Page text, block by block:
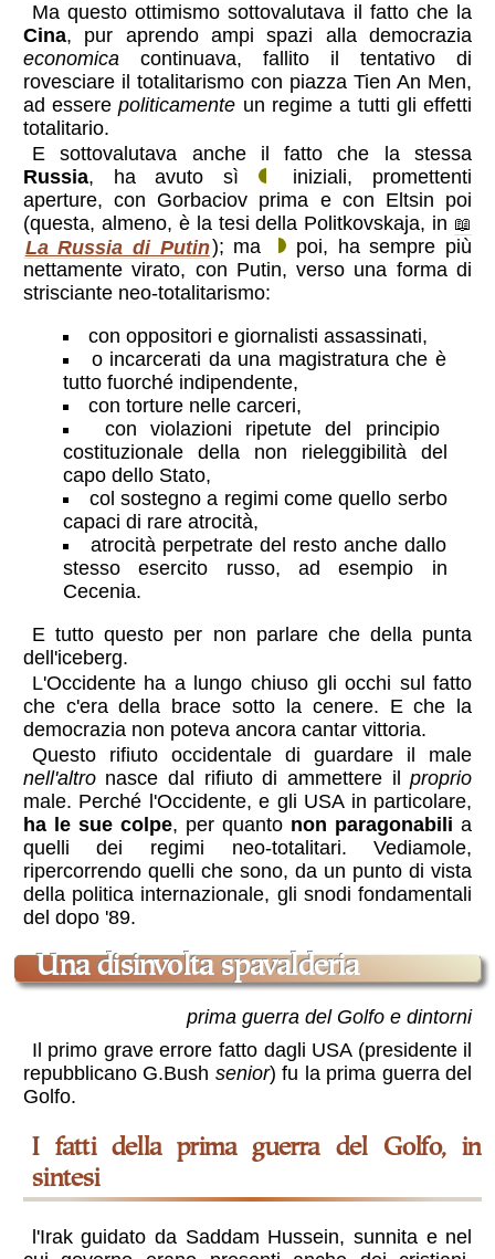
Ma questo ottimismo sottovalutava il fatto che la
Cina, pur aprendo ampi spazi alla democrazia
economicacontinuava, fallito il tentativo di
rovesciare il totalitarismo con piazza Tien An Men,
ad esserepoliticamente un regime a tutti gli effetti
totalitario.
E sottovalutava anche il fatto che la stessa
Russia, ha avuto sì
iniziali, promettenti
aperture, con Gorbaciov prima e con Eltsin poi
(questa, almeno, è la tesi della Politkovskaja, in
La Russia di Putin); ma
poi, ha sempre più
nettamente virato, con Putin, verso una forma di
strisciante neo-totalitarismo:
con oppositori e giornalisti assassinati,
o incarcerati da una magistratura che è
tutto fuorché indipendente,
con torture nelle carceri,
con violazioni ripetute del principio
costituzionale della non rieleggibilità del
capo dello Stato,
col sostegno a regimi come quello serbo
capaci di rare atrocità,
atrocità perpetrate del resto anche dallo
stesso esercito russo, ad esempio in
Cecenia.
E tutto questo per non parlare che della punta
dell'iceberg.
L'Occidente ha a lungo chiuso gli occhi sul fatto
che c'era della brace sotto la cenere. E che la
democrazia non poteva ancora cantar vittoria.
Questo rifiuto occidentale di guardare il male
nell'altronasce dal rifiuto di ammettere ilproprio
male. Perché l'Occidente, e gli USA in particolare,
ha le sue colpe, per quanto non paragonabili a
quelli dei regimi neo-totalitari. Vediamole,
ripercorrendo quelli che sono, da un punto di vista
della politica internazionale, gli snodi fondamentali
del dopo '89.
Una disinvolta spavalderia
prima guerra del Golfo e dintorni
Il primo grave errore fatto dagli USA (presidente il
repubblicanoG.Bush senior) fu la prima guerra del
Golfo.
I fatti della prima guerra del Golfo, in
sintesi
l'Irak guidato da Saddam Hussein, sunnita e nel